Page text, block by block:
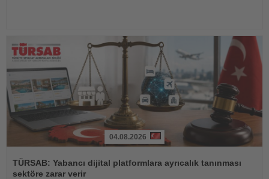
Oku
04.08.2026
TÜRSAB: Yabancı dijital platformlara ayrıcalık tanınması
sektöre zarar verir